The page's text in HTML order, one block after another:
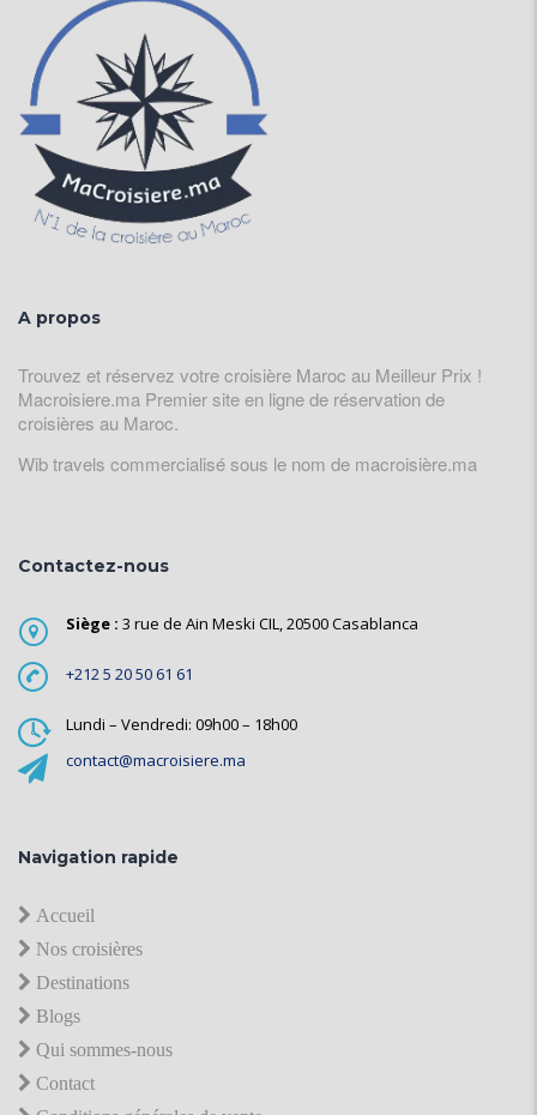
A propos
Trouvez et réservez votre croisière Maroc au Meilleur Prix !
Macroisiere.ma Premier site en ligne de réservation de
croisières au Maroc.
Wib travels commercialisé sous le nom de macroisière.ma
Contactez-nous
Siège : 3 rue de Ain Meski CIL, 20500 Casablanca
+212 5 20 50 61 61
Lundi – Vendredi: 09h00 – 18h00
contact@macroisiere.ma
Navigation rapide
Accueil
Nos croisières
Destinations
Blogs
Qui sommes-nous
Contact